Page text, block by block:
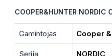
COOPER&HUNTER NORDIC
Gamintojas Cooper
Serija NORDIC